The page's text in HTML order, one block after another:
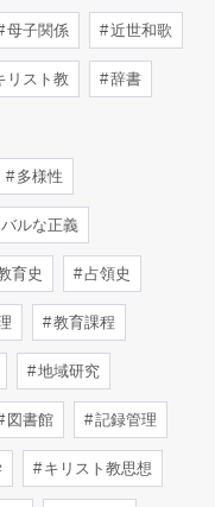
母子関係 近世和歌
リスト教 辞書
多様性
ルな正義
育史 占領史
教育課程
地域研究
図書館 記録管理
キリスト教思想